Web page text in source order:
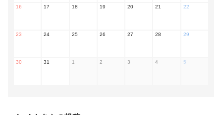
16 17 18 19 20 21 22
23 24 25 26 27 28 29
30 31 1 2 3 4 5